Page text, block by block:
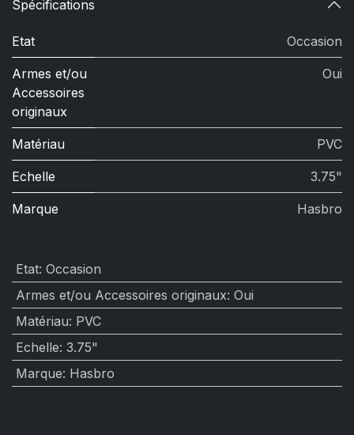
Spécifications
Etat Occasion
Armes et/ou
Accessoires
originaux
Oui
Matériau PVC
Echelle 3.75"
Marque Hasbro
Etat: Occasion
Armes et/ou Accessoires originaux: Oui
Matériau: PVC
Echelle: 3.75"
Marque: Hasbro